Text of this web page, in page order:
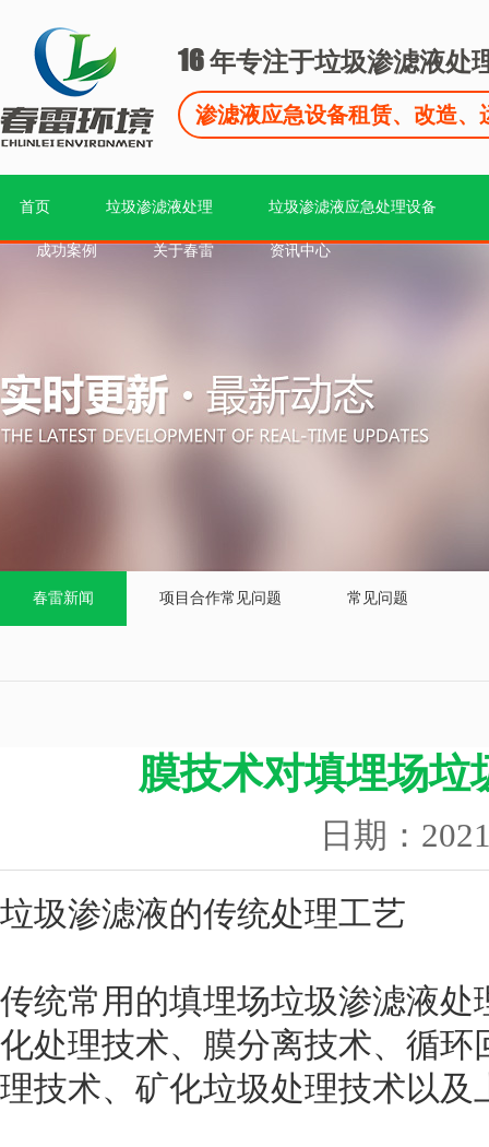
16年专注于垃圾渗滤液处
渗滤液应急设备租赁、改造、
首页 垃圾渗滤液处理 垃圾渗滤液应急处理设备
成功案例 关于春雷 资讯中心
春雷新闻 项目合作常见问题 常见问题
膜技术对填埋场垃
日期：
垃圾渗滤液的传统处理工艺
传统常用的填埋场垃圾渗滤液
化处理技术、膜分离技术、循
理技术、矿化垃圾处理技术以